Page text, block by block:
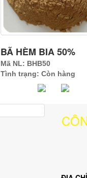
BÃ HÈM BIA 50%
Mã NL: BHB50
Tình trạng: Còn hàng